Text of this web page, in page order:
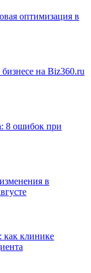
оптимизация в
на Biz360.ru
8 ошибок при
в
как клинике